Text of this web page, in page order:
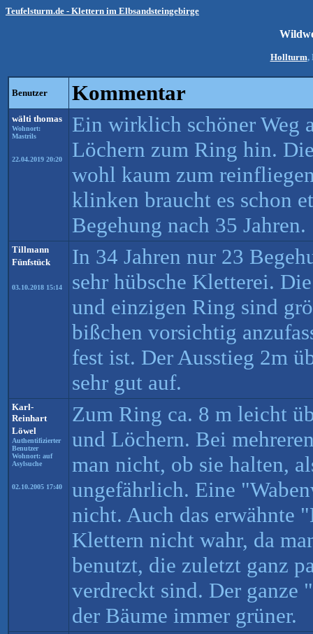
Teufelsturm.de - Klettern im Elbsandsteingebirge
Hollturm,
Benutzer Kommentar
wälti thomas
Wohnort:
Mastrils
22.04.2019 20:20
Ein wirklich schöner Weg
Löchern zum Ring hin.
wohl kaum zum
klinken braucht es schon
Begehung nach 35 Jahren.
Tillmann
Fünfstück
03.10.2018 15:14
In 34 Jahren nur 23
sehr hübsche Kletterei.
und einzigen Ring sind
bißchen vorsichtig
fest ist. Der Ausstieg 2m
sehr gut auf.
Karl-
Reinhart
Löwel
Authentifizierter
Benutzer
Wohnort: auf
Asylsuche
02.10.2005 17:40
Zum Ring ca. 8 m leicht
und Löchern. Bei
man nicht, ob sie halten,
ungefährlich. Eine
nicht. Auch das erwähnte
Klettern nicht wahr, da
benutzt, die zuletzt ganz
verdreckt sind. Der ganze
der Bäume immer grüner.